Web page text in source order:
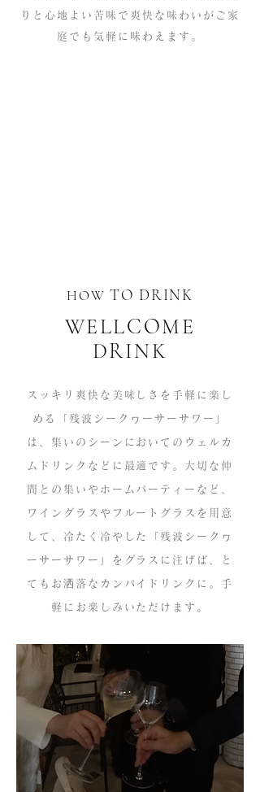
りと心地よい苦味で爽快な味わいがご家
庭でも気軽に味わえます。
HOW​TO DRINK
WELLCOME
​DRINK
スッキリ爽快な美味しさを手軽に楽し
める「残波シークヮーサーサワー」
は、集いのシーンにおいてのウェルカ
ムドリンクなどに最適です。大切な仲
間との集いやホームパーティーなど、
ワイングラスやフルートグラスを用意
して、冷たく冷やした「残波シークヮ
ーサーサワー」をグラスに注げば、と
てもお洒落なカンパイドリンクに。手
軽にお楽しみいただけます。